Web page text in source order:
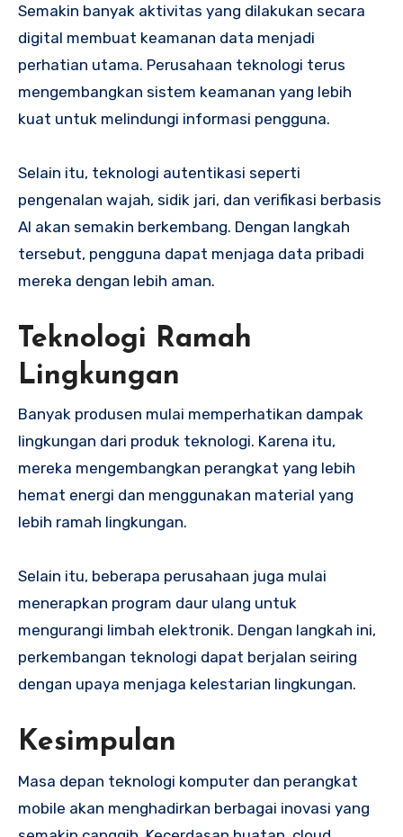
Semakin banyak aktivitas yang dilakukan secara
digital membuat keamanan data menjadi
perhatian utama. Perusahaan teknologi terus
mengembangkan sistem keamanan yang lebih
kuat untuk melindungi informasi pengguna.
Selain itu, teknologi autentikasi seperti
pengenalan wajah, sidik jari, dan verifikasi berbasis
AI akan semakin berkembang. Dengan langkah
tersebut, pengguna dapat menjaga data pribadi
mereka dengan lebih aman.
Teknologi Ramah
Lingkungan
Banyak produsen mulai memperhatikan dampak
lingkungan dari produk teknologi. Karena itu,
mereka mengembangkan perangkat yang lebih
hemat energi dan menggunakan material yang
lebih ramah lingkungan.
Selain itu, beberapa perusahaan juga mulai
menerapkan program daur ulang untuk
mengurangi limbah elektronik. Dengan langkah ini,
perkembangan teknologi dapat berjalan seiring
dengan upaya menjaga kelestarian lingkungan.
Kesimpulan
Masa depan teknologi komputer dan perangkat
mobile akan menghadirkan berbagai inovasi yang